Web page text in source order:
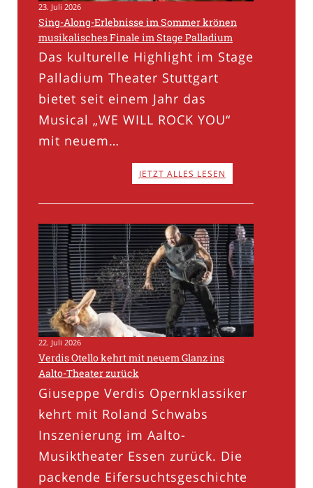
23. Juli 2026
Sing-Along-Erlebnisse im Sommer krönen
musikalisches Finale im Stage Palladium
Das kulturelle Highlight im Stage
Palladium Theater Stuttgart
bietet seit einem Jahr das
Musical „WE WILL ROCK YOU“
mit neuem…
JETZT ALLES LESEN
22. Juli 2026
Verdis Otello kehrt mit neuem Glanz ins
Aalto-Theater zurück
Giuseppe Verdis Opernklassiker
kehrt mit Roland Schwabs
Inszenierung im Aalto-
Musiktheater Essen zurück. Die
packende Eifersuchtsgeschichte